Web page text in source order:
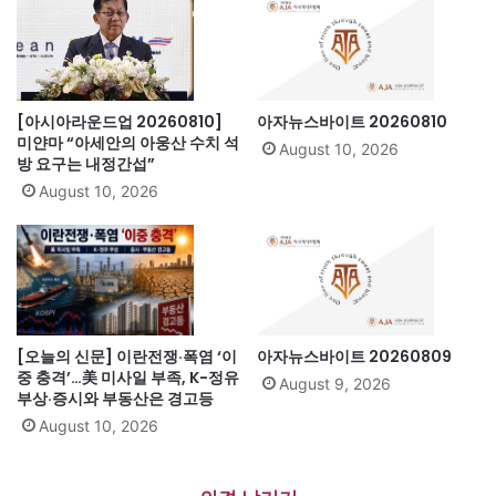
[아시아라운드업 20260810]
미얀마 “아세안의 아웅산 수치 석
방 요구는 내정간섭”
August 10, 2026
아자뉴스바이트 20260810
August 10, 2026
[오늘의 신문] 이란전쟁·폭염 ‘이
중 충격’…美 미사일 부족, K-정유
부상·증시와 부동산은 경고등
August 10, 2026
아자뉴스바이트 20260809
August 9, 2026